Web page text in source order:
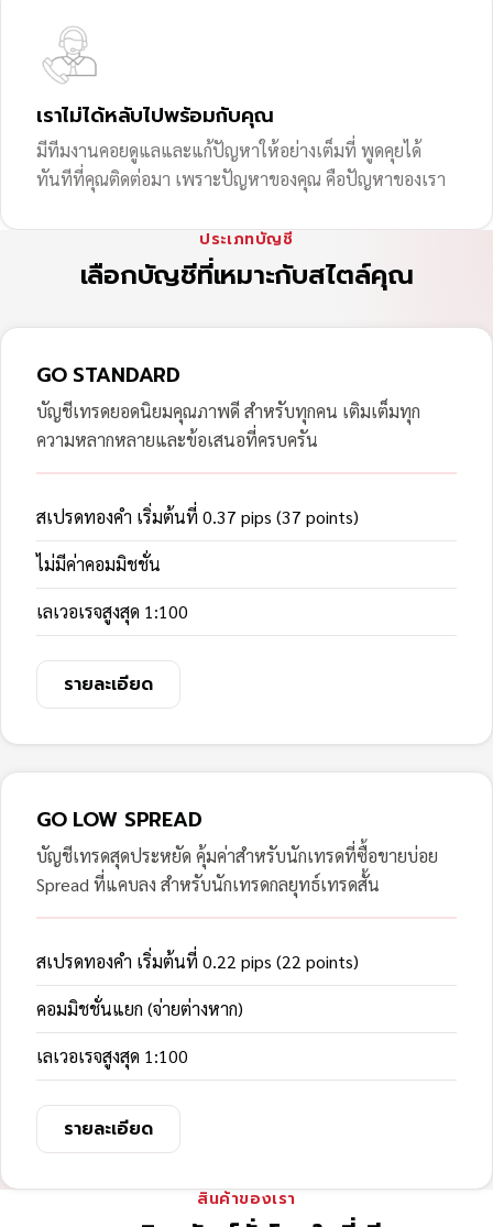
เราไม่ได้หลับไปพร้อมกับคุณ
มีทีมงานคอยดูแลและแก้ปัญหาให้อย่างเต็มที่ พูดคุยได้
ทันทีที่คุณติดต่อมา เพราะปัญหาของคุณ คือปัญหาของเรา
ประเภทบัญชี
เลือกบัญชีที่เหมาะกับสไตล์คุณ
GO STANDARD
บัญชีเทรดยอดนิยมคุณภาพดี สำหรับทุกคน เติมเต็มทุก
ความหลากหลายและข้อเสนอที่ครบครัน
สเปรดทองคำ เริ่มต้นที่ 0.37 pips (37 points)
ไม่มีค่าคอมมิชชั่น
เลเวอเรจสูงสุด 1:100
รายละเอียด
GO LOW SPREAD
บัญชีเทรดสุดประหยัด คุ้มค่าสำหรับนักเทรดที่ซื้อขายบ่อย
Spread ที่แคบลง สำหรับนักเทรดกลยุทธ์เทรดสั้น
สเปรดทองคำ เริ่มต้นที่ 0.22 pips (22 points)
คอมมิชชั่นแยก (จ่ายต่างหาก)
เลเวอเรจสูงสุด 1:100
รายละเอียด
สินค้าของเรา